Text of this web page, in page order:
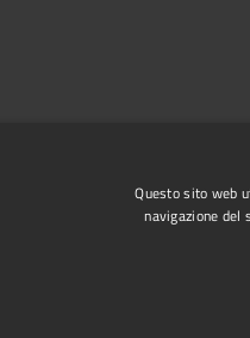
Questo sito web
navigazione del